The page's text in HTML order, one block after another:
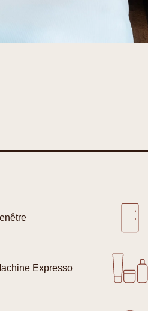
Expresso